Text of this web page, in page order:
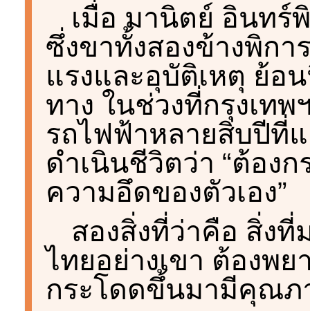
เมื่อ มานิตย์ อินทร์
ซึ่งขาทั้งสองข้างพิก
แรงและอุบัติเหตุ ย้อ
ทาง ในช่วงที่กรุงเท
รถไฟฟ้าหลายสิบปีที่แ
ดำเนินชีวิตว่า “ต้องก
ความอึดของตัวเอง”
สองสิ่งที่ว่าคือ สิ่ง
ไทยอย่างเขา ต้องพ
กระโดดขึ้นมามีคุณภ